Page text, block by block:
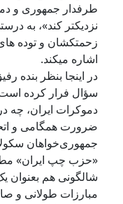
طرفدار جمهوری و
نزدیکتر کند»، به
زحمتکشان و توده
اشاره میکند.
در اینجا بنظر بنده
سؤال فرار کرده
دموکرات ایران، چه
ضرورت همگامی و
جمهوری‌خواهان
«حزب چپ ایران»
شالگونی هم بعنوان
مبارزات طولانی و